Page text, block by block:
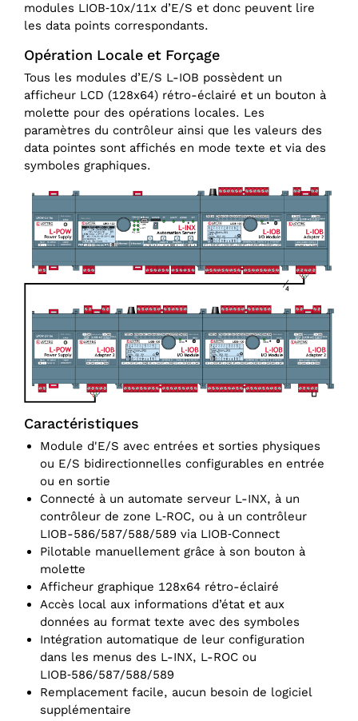
modules LIOB‑10x/11x d’E/S et donc peuvent lire
les data points correspondants.
Opération Locale et Forçage
Tous les modules d’E/S L-IOB possèdent un
afficheur LCD (128x64) rétro-éclairé et un bouton à
molette pour des opérations locales. Les
paramètres du contrôleur ainsi que les valeurs des
data pointes sont affichés en mode texte et via des
symboles graphiques.
Caractéristiques
Module d'E/S avec entrées et sorties physiques
ou E/S bidirectionnelles configurables en entrée
ou en sortie
Connecté à un automate serveur L-INX, à un
contrôleur de zone L‑ROC, ou à un contrôleur
LIOB-586/587/588/589 via LIOB‑Connect
Pilotable manuellement grâce à son bouton à
molette
Afficheur graphique 128x64 rétro-éclairé
Accès local aux informations d’état et aux
données au format texte avec des symboles
Intégration automatique de leur configuration
dans les menus des L-INX, L-ROC ou
LIOB‑586/587/588/589
Remplacement facile, aucun besoin de logiciel
supplémentaire